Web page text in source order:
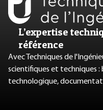
L’expertise
référence
Avec Techniques de
scientifiques et techniques :
technologique,